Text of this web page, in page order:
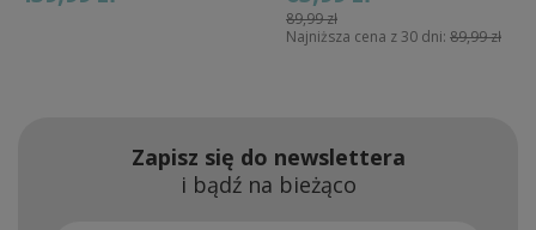
89,99 zł
Najniższa cena z 30 dni: 89,99 zł
Zapisz się do newslettera
i bądź na bieżąco